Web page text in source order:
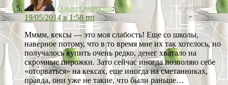
Ольга Суворова:
19/05/2014 в 1:58 пп
Мммм, кексы — это моя слабость! Еще со школы,
наверное потому, что в то время мне их так хотелось, но
получалось купить очень редко, денег хватало на
скромные пирожки. Зато сейчас иногда позволяю себе
«оторваться» на кексах, еще иногда на сметанниках,
правда, они уже не такие, что были раньше…